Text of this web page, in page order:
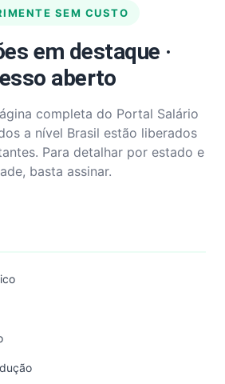
SEM CUSTO
em destaque ·
aberto
completa do Portal Salário
a nível Brasil estão liberados
Para detalhar por estado e
basta assinar.